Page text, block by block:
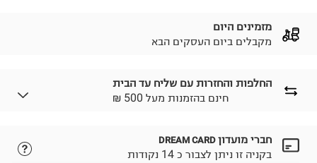
מזמינים היום
מקבלים ביום העסקים הבא
החלפות והחזרות עם שליח עד הבית
₪ חינם בהזמנות מעל 500
לבחירת בשיטת המשלוח המתאימה לכם,
חברי מועדון DREAM CARD
בקניה זו ניתן לצבור כ 14 נקודות